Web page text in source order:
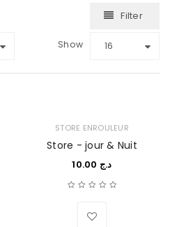
Filter
Show 16
STORE ENROULEUR
Store - jour & Nuit
د.ج